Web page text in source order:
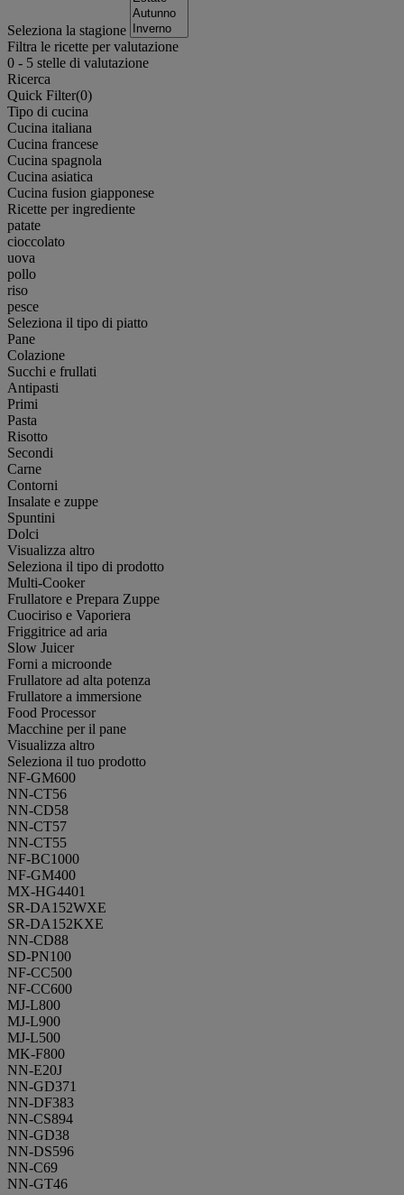
Seleziona la stagione
Filtra le ricette per valutazione
0 - 5 stelle di valutazione
Ricerca
Quick Filter(0)
Tipo di cucina
Cucina italiana
Cucina francese
Cucina spagnola
Cucina asiatica
Cucina fusion giapponese
Ricette per ingrediente
patate
cioccolato
uova
pollo
riso
pesce
Seleziona il tipo di piatto
Pane
Colazione
Succhi e frullati
Antipasti
Primi
Pasta
Risotto
Secondi
Carne
Contorni
Insalate e zuppe
Spuntini
Dolci
Visualizza altro
Seleziona il tipo di prodotto
Multi-Cooker
Frullatore e Prepara Zuppe
Cuociriso e Vaporiera
Friggitrice ad aria
Slow Juicer
Forni a microonde
Frullatore ad alta potenza
Frullatore a immersione
Food Processor
Macchine per il pane
Visualizza altro
Seleziona il tuo prodotto
NF-GM600
NN-CT56
NN-CD58
NN-CT57
NN-CT55
NF-BC1000
NF-GM400
MX-HG4401
SR-DA152WXE
SR-DA152KXE
NN-CD88
SD-PN100
NF-CC500
NF-CC600
MJ-L800
MJ-L900
MJ-L500
MK-F800
NN-E20J
NN-GD371
NN-DF383
NN-CS894
NN-GD38
NN-DS596
NN-C69
NN-GT46